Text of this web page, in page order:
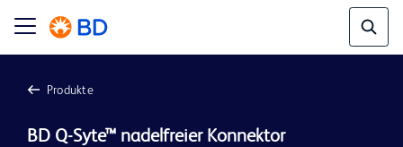
Produkte
BD Q-Syte™ nadelfreier Konnektor